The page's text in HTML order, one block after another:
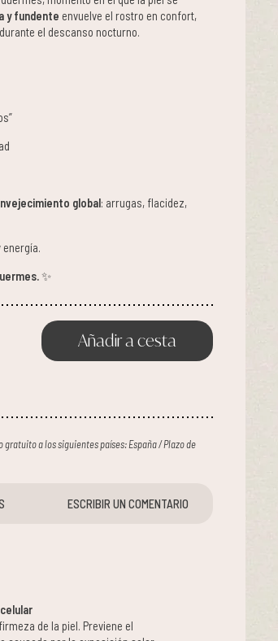
y fundente envuelve el rostro en confort,
el descanso nocturno.
global: arrugas, flacidez,
✨
Añadir a cesta
a los siguientes países: España / Plazo de
ESCRIBIR UN COMENTARIO
de la piel. Previene el